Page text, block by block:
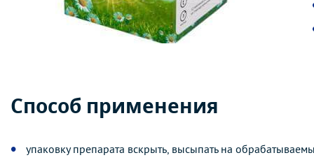
Способ применения
упаковку препарата вскрыть, высыпать на